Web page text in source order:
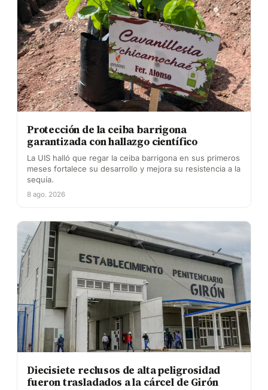
Protección de la ceiba barrigona
garantizada con hallazgo científico
La UIS halló que regar la ceiba barrigona en sus primeros
meses fortalece su desarrollo y mejora su resistencia a la
sequía.
8 ago. 2026
Diecisiete reclusos de alta peligrosidad
fueron trasladados a la cárcel de Girón